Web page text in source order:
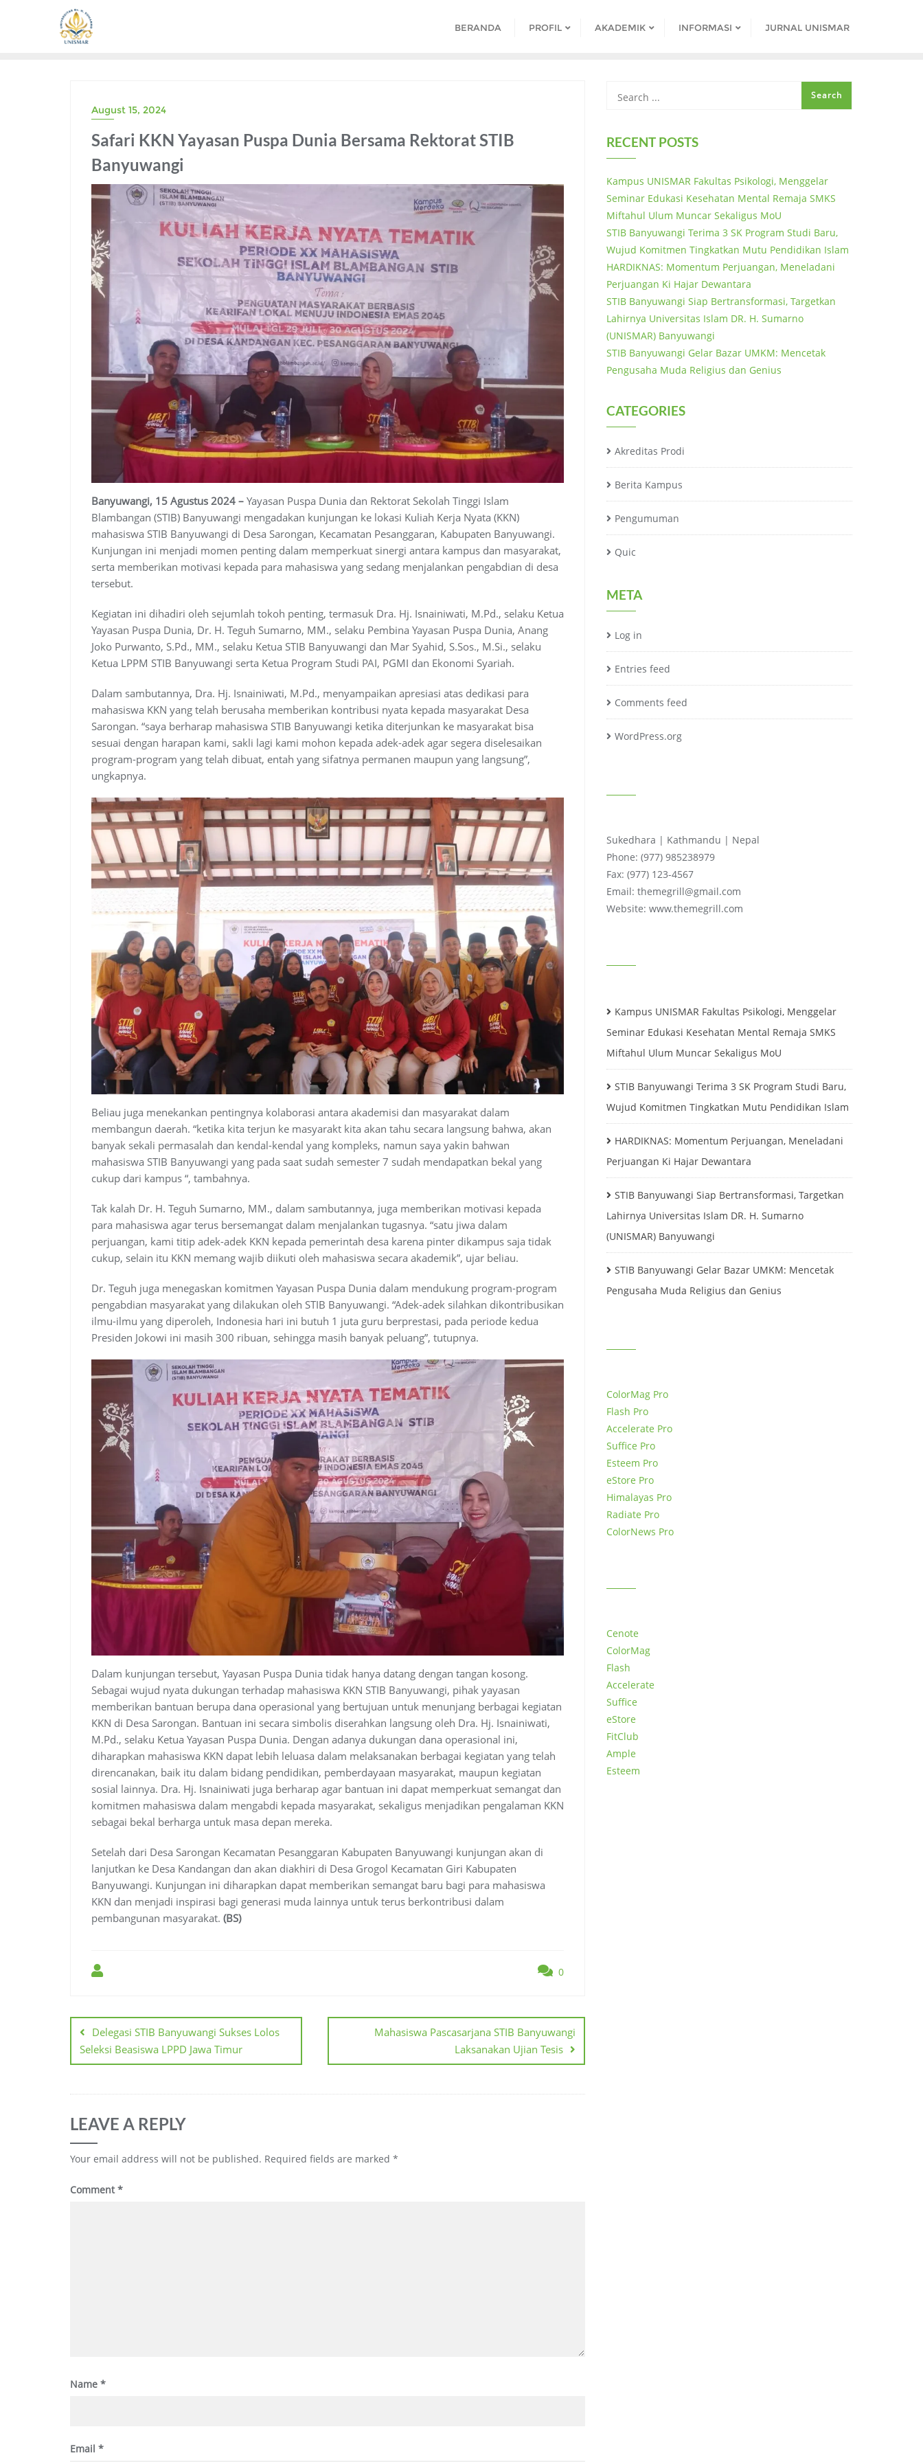
BERANDA PROFIL AKADEMIK INFORMASI JURNAL UNISMAR
August 15, 2024
Safari KKN Yayasan Puspa Dunia Bersama Rektorat STIB
Banyuwangi
Banyuwangi, 15 Agustus 2024 – Yayasan Puspa Dunia dan Rektorat Sekolah Tinggi Islam
Blambangan (STIB) Banyuwangi mengadakan kunjungan ke lokasi Kuliah Kerja Nyata (KKN)
mahasiswa STIB Banyuwangi di Desa Sarongan, Kecamatan Pesanggaran, Kabupaten Banyuwangi.
Kunjungan ini menjadi momen penting dalam memperkuat sinergi antara kampus dan masyarakat,
serta memberikan motivasi kepada para mahasiswa yang sedang menjalankan pengabdian di desa
tersebut.
Kegiatan ini dihadiri oleh sejumlah tokoh penting, termasuk Dra. Hj. Isnainiwati, M.Pd., selaku Ketua
Yayasan Puspa Dunia, Dr. H. Teguh Sumarno, MM., selaku Pembina Yayasan Puspa Dunia, Anang
Joko Purwanto, S.Pd., MM., selaku Ketua STIB Banyuwangi dan Mar Syahid, S.Sos., M.Si., selaku
Ketua LPPM STIB Banyuwangi serta Ketua Program Studi PAI, PGMI dan Ekonomi Syariah.
Dalam sambutannya, Dra. Hj. Isnainiwati, M.Pd., menyampaikan apresiasi atas dedikasi para
mahasiswa KKN yang telah berusaha memberikan kontribusi nyata kepada masyarakat Desa
Sarongan. “saya berharap mahasiswa STIB Banyuwangi ketika diterjunkan ke masyarakat bisa
sesuai dengan harapan kami, sakli lagi kami mohon kepada adek-adek agar segera diselesaikan
program-program yang telah dibuat, entah yang sifatnya permanen maupun yang langsung”,
ungkapnya.
Beliau juga menekankan pentingnya kolaborasi antara akademisi dan masyarakat dalam
membangun daerah. “ketika kita terjun ke masyarakt kita akan tahu secara langsung bahwa, akan
banyak sekali permasalah dan kendal-kendal yang kompleks, namun saya yakin bahwan
mahasiswa STIB Banyuwangi yang pada saat sudah semester 7 sudah mendapatkan bekal yang
cukup dari kampus “, tambahnya.
Tak kalah Dr. H. Teguh Sumarno, MM., dalam sambutannya, juga memberikan motivasi kepada
para mahasiswa agar terus bersemangat dalam menjalankan tugasnya. “satu jiwa dalam
perjuangan, kami titip adek-adek KKN kepada pemerintah desa karena pinter dikampus saja tidak
cukup, selain itu KKN memang wajib diikuti oleh mahasiswa secara akademik”, ujar beliau.
Dr. Teguh juga menegaskan komitmen Yayasan Puspa Dunia dalam mendukung program-program
pengabdian masyarakat yang dilakukan oleh STIB Banyuwangi. “Adek-adek silahkan dikontribusikan
ilmu-ilmu yang diperoleh, Indonesia hari ini butuh 1 juta guru berprestasi, pada periode kedua
Presiden Jokowi ini masih 300 ribuan, sehingga masih banyak peluang”, tutupnya.
Dalam kunjungan tersebut, Yayasan Puspa Dunia tidak hanya datang dengan tangan kosong.
Sebagai wujud nyata dukungan terhadap mahasiswa KKN STIB Banyuwangi, pihak yayasan
memberikan bantuan berupa dana operasional yang bertujuan untuk menunjang berbagai kegiatan
KKN di Desa Sarongan. Bantuan ini secara simbolis diserahkan langsung oleh Dra. Hj. Isnainiwati,
M.Pd., selaku Ketua Yayasan Puspa Dunia. Dengan adanya dukungan dana operasional ini,
diharapkan mahasiswa KKN dapat lebih leluasa dalam melaksanakan berbagai kegiatan yang telah
direncanakan, baik itu dalam bidang pendidikan, pemberdayaan masyarakat, maupun kegiatan
sosial lainnya. Dra. Hj. Isnainiwati juga berharap agar bantuan ini dapat memperkuat semangat dan
komitmen mahasiswa dalam mengabdi kepada masyarakat, sekaligus menjadikan pengalaman KKN
sebagai bekal berharga untuk masa depan mereka.
Setelah dari Desa Sarongan Kecamatan Pesanggaran Kabupaten Banyuwangi kunjungan akan di
lanjutkan ke Desa Kandangan dan akan diakhiri di Desa Grogol Kecamatan Giri Kabupaten
Banyuwangi. Kunjungan ini diharapkan dapat memberikan semangat baru bagi para mahasiswa
KKN dan menjadi inspirasi bagi generasi muda lainnya untuk terus berkontribusi dalam
pembangunan masyarakat. (BS)
0
Post
navigation
Delegasi STIB Banyuwangi Sukses Lolos
Seleksi Beasiswa LPPD Jawa Timur
Mahasiswa Pascasarjana STIB Banyuwangi
Laksanakan Ujian Tesis
LEAVE A REPLY
Your email address will not be published. Required fields are marked *
Comment*
Name *
Email *
RECENT POSTS
Kampus UNISMAR Fakultas Psikologi, Menggelar
Seminar Edukasi Kesehatan Mental Remaja SMKS
Miftahul Ulum Muncar Sekaligus MoU
STIB Banyuwangi Terima 3 SK Program Studi Baru,
Wujud Komitmen Tingkatkan Mutu Pendidikan Islam
HARDIKNAS: Momentum Perjuangan, Meneladani
Perjuangan Ki Hajar Dewantara
STIB Banyuwangi Siap Bertransformasi, Targetkan
Lahirnya Universitas Islam DR. H. Sumarno
(UNISMAR) Banyuwangi
STIB Banyuwangi Gelar Bazar UMKM: Mencetak
Pengusaha Muda Religius dan Genius
CATEGORIES
Akreditas Prodi
Berita Kampus
Pengumuman
Quic
META
Log in
Entries feed
Comments feed
WordPress.org
Sukedhara | Kathmandu | Nepal
Phone: (977) 985238979
Fax: (977) 123-4567
Email: themegrill@gmail.com
Website: www.themegrill.com
Kampus UNISMAR Fakultas Psikologi, Menggelar
Seminar Edukasi Kesehatan Mental Remaja SMKS
Miftahul Ulum Muncar Sekaligus MoU
STIB Banyuwangi Terima 3 SK Program Studi Baru,
Wujud Komitmen Tingkatkan Mutu Pendidikan Islam
HARDIKNAS: Momentum Perjuangan, Meneladani
Perjuangan Ki Hajar Dewantara
STIB Banyuwangi Siap Bertransformasi, Targetkan
Lahirnya Universitas Islam DR. H. Sumarno
(UNISMAR) Banyuwangi
STIB Banyuwangi Gelar Bazar UMKM: Mencetak
Pengusaha Muda Religius dan Genius
ColorMag Pro
Flash Pro
Accelerate Pro
Suffice Pro
Esteem Pro
eStore Pro
Himalayas Pro
Radiate Pro
ColorNews Pro
Cenote
ColorMag
Flash
Accelerate
Suffice
eStore
FitClub
Ample
Esteem